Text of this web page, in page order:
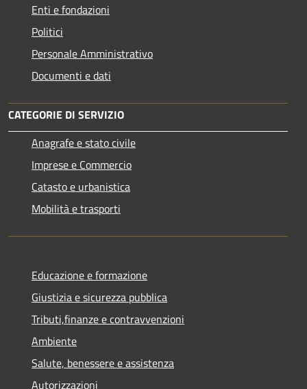
Enti e fondazioni
Politici
Personale Amministrativo
Documenti e dati
CATEGORIE DI SERVIZIO
Anagrafe e stato civile
Imprese e Commercio
Catasto e urbanistica
Mobilità e trasporti
Educazione e formazione
Giustizia e sicurezza pubblica
Tributi,finanze e contravvenzioni
Ambiente
Salute, benessere e assistenza
Autorizzazioni